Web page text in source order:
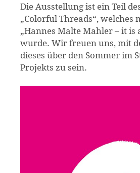
Die Ausstellung ist ein Teil
„Colorful Threads“, welches
„Hannes Malte Mahler – it
wurde. Wir freuen uns, mit
dieses über den Sommer im
Projekts zu sein.